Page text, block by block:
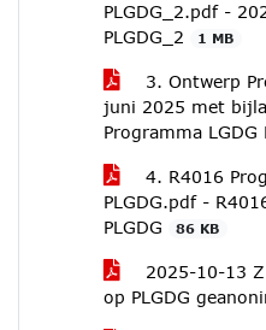
PLGDG_2.pdf -
PLGDG_2
1 MB
3. Ontwerp
juni 2025 met
Programma
4. R4016
PLGDG.pdf -
PLGDG
86 KB
2025-10-13
op PLGDG